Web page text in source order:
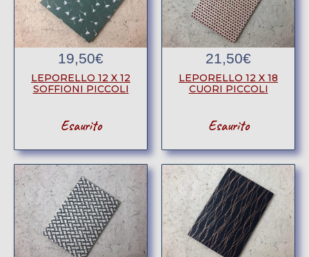
19,50€
LEPORELLO 12 X 12
SOFFIONI PICCOLI
Esaurito
21,50€
LEPORELLO 12 X 18
CUORI PICCOLI
Esaurito